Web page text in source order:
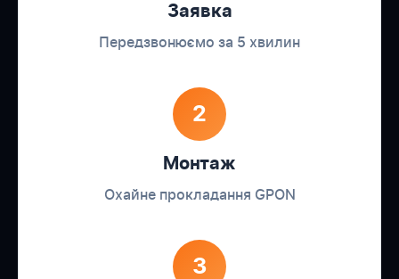
Заявка
Передзвонюємо за 5 хвилин
2
Монтаж
Охайне прокладання GPON
3